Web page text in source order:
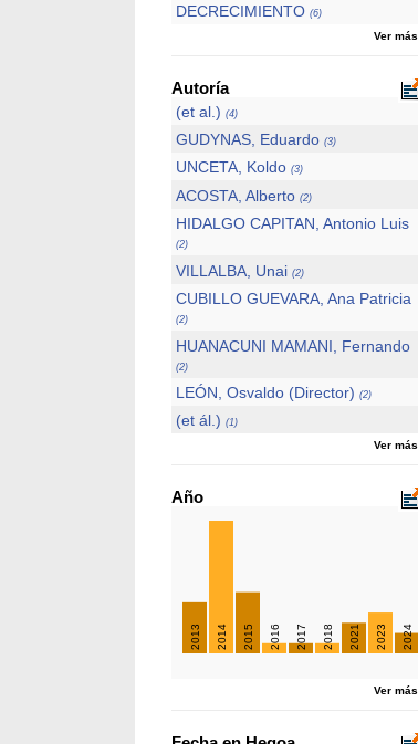
DECRECIMIENTO (6)
Ver más
Autoría
(et al.) (4)
GUDYNAS, Eduardo (3)
UNCETA, Koldo (3)
ACOSTA, Alberto (2)
HIDALGO CAPITAN, Antonio Luis
(2)
VILLALBA, Unai (2)
CUBILLO GUEVARA, Ana Patricia
(2)
HUANACUNI MAMANI, Fernando
(2)
LEÓN, Osvaldo (Director) (2)
(et ál.) (1)
Ver más
Año
2013 2014 2015 2016 2017 2018 2021 2023 2024
Ver más